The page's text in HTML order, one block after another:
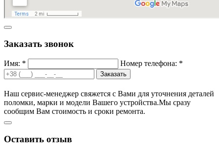
Заказать звонок
Имя: * Номер телефона: *
Заказать
Наш сервис-менеджер свяжется с Вами для уточнения деталей
поломки, марки и модели Вашего устройства.Мы сразу
сообщим Вам стоимость и сроки ремонта.
Оставить отзыв